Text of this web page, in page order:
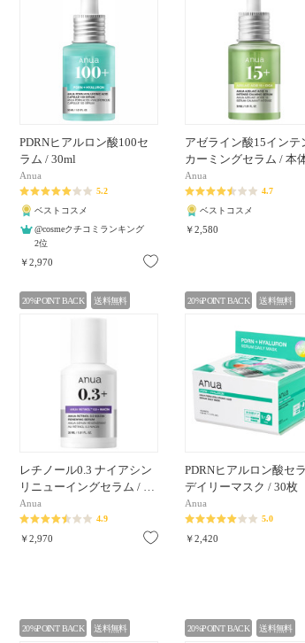
PDRNヒアルロン酸100セ
ラム / 30ml
Anua
5.2
ベストコスメ
@cosmeクチコミランキング
2位
￥2,970
アゼライン酸15インテ
カーミングセラム / 本
Anua
4.7
ベストコスメ
￥2,580
20%POINT BACK 送料無料
レチノール0.3 ナイアシン
リニューイングセラム / …
Anua
4.9
￥2,970 お気に入り
20%POINT BACK 送料無料
PDRNヒアルロン酸セ
デイリーマスク / 30枚
Anua
5.0
￥2,420
20%POINT BACK 送料無料 20%POINT BACK 送料無料